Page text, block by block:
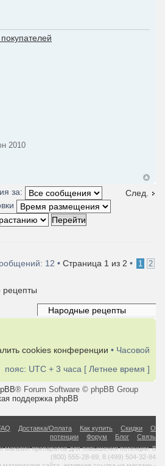
2010
След.
за:
12 • Страница 1 из 2 • 1 2
рецепты
cookies конференции • Часовой
пояс: UTC + 3 часа [ Летнее время ]
® Forum Software © phpBB Group
поддержка phpBB
Доставка/Оплата Как купить Скидки
О
потенции
Форум Блог
Связь
препаратов для повышения потенции. 8
(800) 555-28-69, 8 (499) 504-32-84